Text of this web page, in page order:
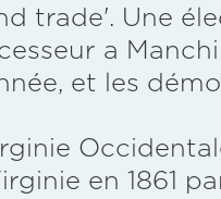
trade'. Une
a
et les
en 1861